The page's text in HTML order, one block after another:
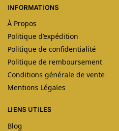
INFORMATIONS
À Propos
Politique d’expédition
Politique de confidentialité
Politique de remboursement
Conditions générale de vente
Mentions Légales
LIENS UTILES
Blog